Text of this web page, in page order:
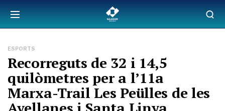
ESPORTS
Recorreguts de 32 i 14,5
quilòmetres per a l’11a
Marxa-Trail Les Peülles de les